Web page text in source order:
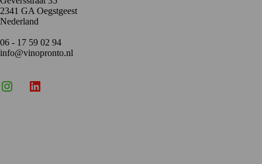
2341 GA Oegstgeest
Nederland
06 - 17 59 02 94
info@vinopronto.nl
InstagramLinkedIn